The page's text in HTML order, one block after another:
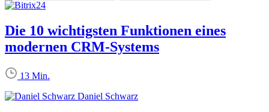
Die 10 wichtigsten Funktionen eines
modernen CRM-Systems
13 Min.
Daniel Schwarz